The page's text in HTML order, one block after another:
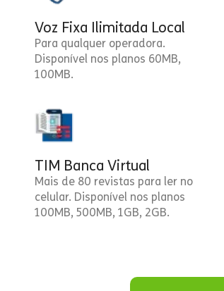
Voz Fixa Ilimitada Local
Para qualquer operadora.
Disponível nos planos 60MB,
100MB.
TIM Banca Virtual
Mais de 80 revistas para ler no
celular. Disponível nos planos
100MB, 500MB, 1GB, 2GB.